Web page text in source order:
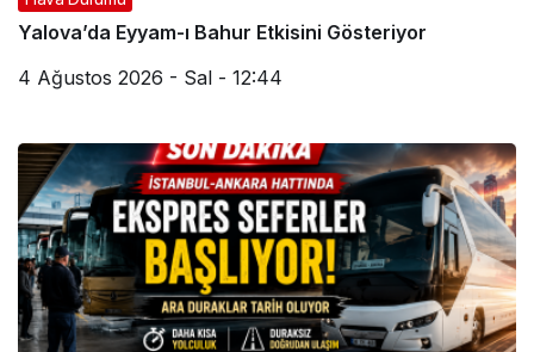
Yalova’da Eyyam-ı Bahur Etkisini Gösteriyor
4 Ağustos 2026 - Sal - 12:44